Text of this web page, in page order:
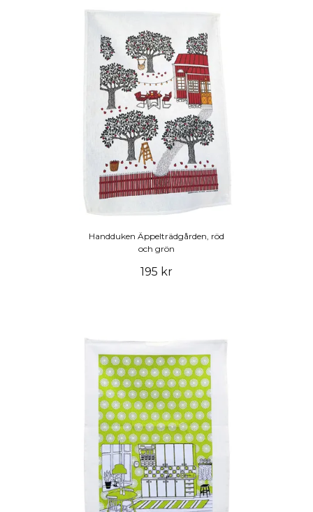
Handduken Äppelträdgården, röd
och grön
195 kr